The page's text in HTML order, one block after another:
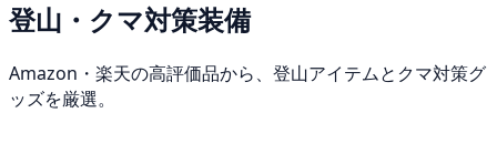
登山・クマ対策装備
Amazon・楽天の高評価品から、登山アイテムとクマ対策グ
ッズを厳選。